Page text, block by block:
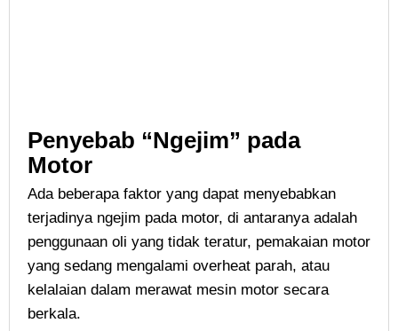
Penyebab “Ngejim” pada
Motor
Ada beberapa faktor yang dapat menyebabkan
terjadinya ngejim pada motor, di antaranya adalah
penggunaan oli yang tidak teratur, pemakaian motor
yang sedang mengalami overheat parah, atau
kelalaian dalam merawat mesin motor secara
berkala.